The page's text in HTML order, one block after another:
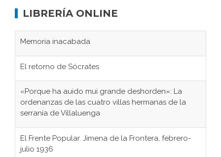
LIBRERÍA ONLINE
Memoria inacabada
El retorno de Sócrates
«Porque ha auido mui grande deshorden»: La
ordenanzas de las cuatro villas hermanas de la
serranía de Villaluenga
El Frente Popular. Jimena de la Frontera, febrero-
julio 1936